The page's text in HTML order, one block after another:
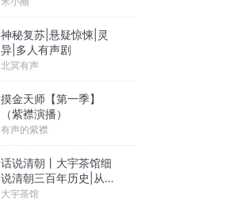
神秘复苏|悬疑惊悚|灵
异|多人有声剧
北冥有声
摸金天师【第一季】
（紫襟演播）
有声的紫襟
话说清朝丨大宇茶馆细
说清朝三百年历史|从努
尔哈赤到末代皇帝溥仪|
大宇茶馆